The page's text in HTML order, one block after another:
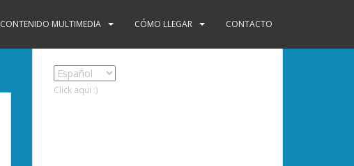
CONTENIDO MULTIMEDIA CÓMO LLEGAR CONTACTO
Click aqui :)